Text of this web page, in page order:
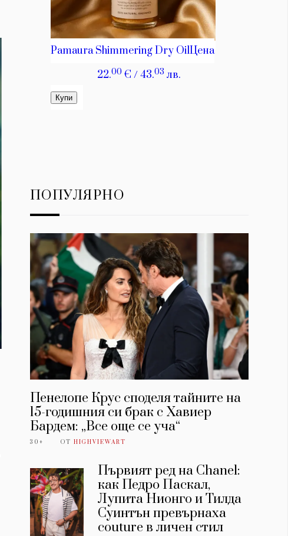
ПОПУЛЯРНО
Пенелопе Крус споделя тайните на
15-годишния си брак с Хавиер
Бардем: „Все още се уча“
30+ ОТ HIGHVIEWART
Първият ред на Chanel:
как Педро Паскал,
Лупита Нионго и Тилда
Суинтън превърнаха
couture в личен стил